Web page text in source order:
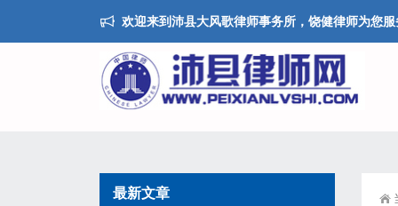
欢迎来到沛县大风歌律师事务所，饶健律师为您服
最新文章